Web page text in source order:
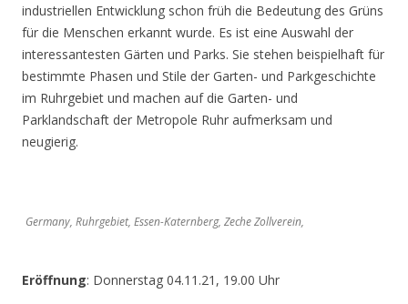
industriellen Entwicklung schon früh die Bedeutung des Grüns
für die Menschen erkannt wurde. Es ist eine Auswahl der
interessantesten Gärten und Parks. Sie stehen beispielhaft für
bestimmte Phasen und Stile der Garten- und Parkgeschichte
im Ruhrgebiet und machen auf die Garten- und
Parklandschaft der Metropole Ruhr aufmerksam und
neugierig.
Germany, Ruhrgebiet, Essen-Katernberg, Zeche Zollverein,
Eröffnung: Donnerstag 04.11.21, 19.00 Uhr